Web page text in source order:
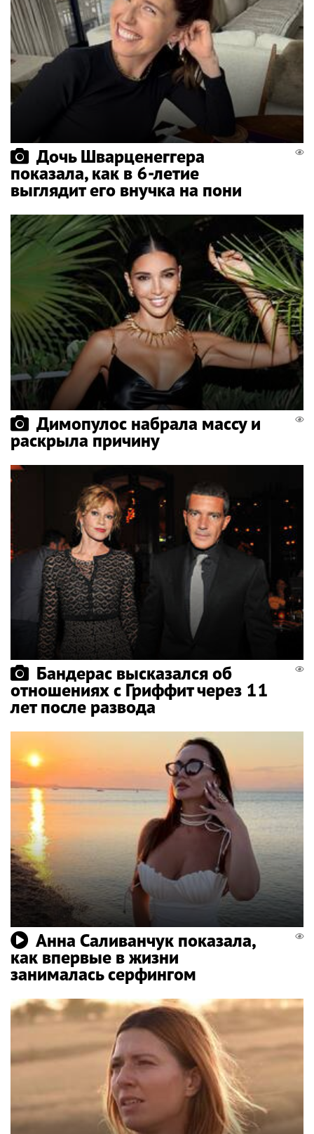
Дочь Шварценеггера
показала, как в 6-летие
выглядит его внучка на пони
Димопулос набрала массу и
раскрыла причину
Бандерас высказался об
отношениях с Гриффит через 11
лет после развода
Анна Саливанчук показала,
как впервые в жизни
занималась серфингом